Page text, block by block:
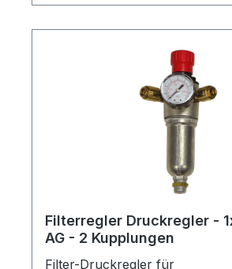
Daten:Anschlussgewinde1/
hLänge (Produkt)
(Produkt) ca.45mmHöhe
ca.205mmGewicht (Netto)
ca.0.3kgAuswaschbarer
AEROTEC
Porsche-Str. 16, 63500
Deutschlandinfo@aerotec.info
Filterregler Druckregler -
AG - 2 Kupplungen
Filter-Druckregler für